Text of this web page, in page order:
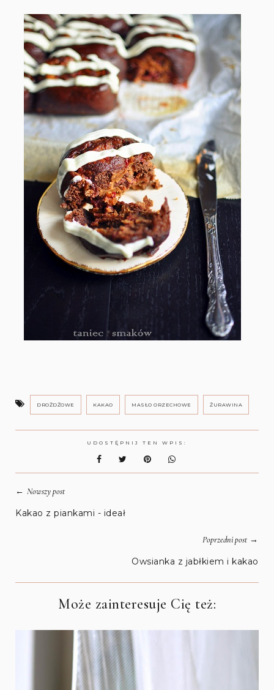
DROŻDŻOWE KAKAO MASŁO ORZECHOWE ŻURAWINA
UDOSTĘPNIJ TEN WPIS:
←Nowszy post
Kakao z piankami - ideał
Poprzedni post→
Owsianka z jabłkiem i kakao
Może zainteresuje Cię też: